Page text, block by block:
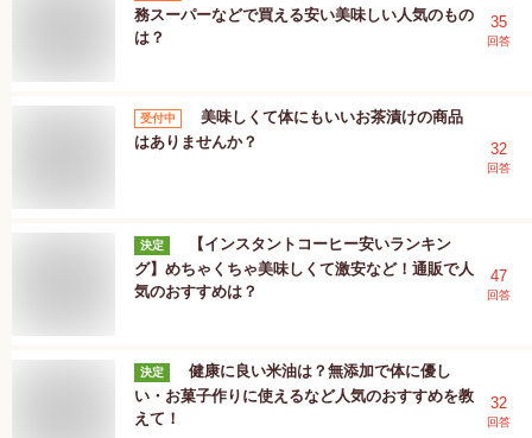
務スーパーなどで買える安い美味しい人気のもの
は？
35
回答
受付中
美味しくて体にもいいお茶漬けの商品
はありませんか？
32
回答
決定
【インスタントコーヒー安いランキン
グ】めちゃくちゃ美味しくて激安など！通販で人
気のおすすめは？
47
回答
決定
健康に良い米油は？無添加で体に優し
い・お菓子作りに使えるなど人気のおすすめを教
えて！
32
回答